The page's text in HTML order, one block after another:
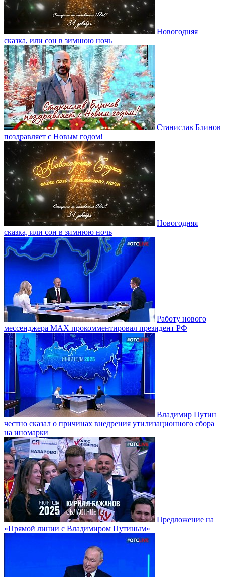
Новогодняя
сказка, или сон в зимнюю ночь
Станислав Блинов
поздравляет с Новым годом!
Новогодняя
сказка, или сон в зимнюю ночь
Работу нового
мессенджера MAX прокомментировал президент РФ
Владимир Путин
честно сказал о причинах внедрения утилизационного сбора
на иномарки
Предложение на
«Прямой линии с Владимиром Путиным»